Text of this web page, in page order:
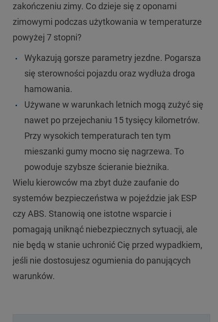
zakończeniu zimy. Co dzieje się z oponami
zimowymi podczas użytkowania w temperaturze
powyżej 7 stopni?
Wykazują gorsze parametry jezdne. Pogarsza
się sterowności pojazdu oraz wydłuża droga
hamowania.
Używane w warunkach letnich mogą zużyć się
nawet po przejechaniu 15 tysięcy kilometrów.
Przy wysokich temperaturach ten tym
mieszanki gumy mocno się nagrzewa. To
powoduje szybsze ścieranie bieżnika.
Wielu kierowców ma zbyt duże zaufanie do
systemów bezpieczeństwa w pojeździe jak ESP
czy ABS. Stanowią one istotne wsparcie i
pomagają uniknąć niebezpiecznych sytuacji, ale
nie będą w stanie uchronić Cię przed wypadkiem,
jeśli nie dostosujesz ogumienia do panujących
warunków.